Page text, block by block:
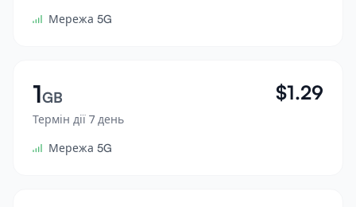
Підтримка
Зареєструватися
Мережа 5G
1GB
Термін дії 7 день
$1.29
Мережа 5G